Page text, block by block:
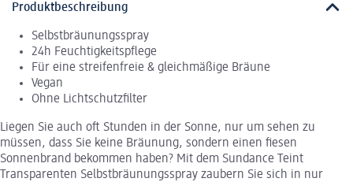
Produktbeschreibung
Selbstbräunungsspray
24h Feuchtigkeitspflege
Für eine streifenfreie & gleichmäßige Bräune
Vegan
Ohne Lichtschutzfilter
Liegen Sie auch oft Stunden in der Sonne, nur um sehen zu
müssen, dass Sie keine Bräunung, sondern einen fiesen
Sonnenbrand bekommen haben? Mit dem Sundance Teint
Transparenten Selbstbräunungsspray zaubern Sie sich in nur